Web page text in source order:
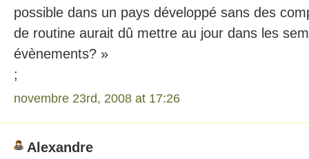
possible dans un pays développé sans des
de routine aurait dû mettre au jour dans les
évènements? »
;
novembre 23rd, 2008 at 17:26
Alexandre